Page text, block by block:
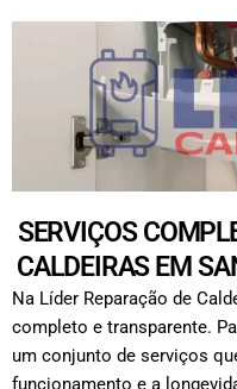
SERVIÇOS
CALDEIRAS EM
Na Líder Reparação de
completo e transparente.
um conjunto de serviços
funcionamento e a